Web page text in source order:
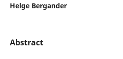
Helge Bergander
Abstract